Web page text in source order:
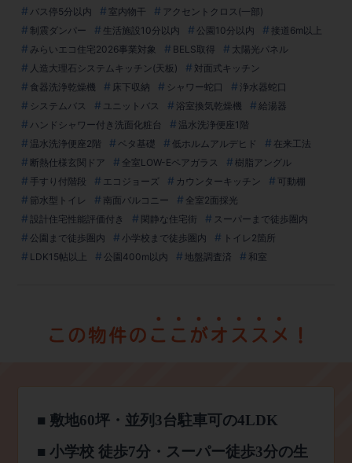
バス停5分以内
室内物干
アクセントクロス(一部)
制震ダンパー
生活施設10分以内 公園10分以内
接道6m以上
みらいエコ住宅2026事業対象
BELS取得
太陽光パネル
人造大理石システムキッチン(天板)
対面式キッチン
食器洗浄乾燥機
床下収納 シャワー蛇口
浄水器蛇口
システムバス
ユニットバス 浴室換気乾燥機
給湯器
ハンドシャワー付き洗面化粧台
温水洗浄便座1階
温水洗浄便座2階
ベタ基礎 低ホルムアルデヒド
在来工法
断熱仕様玄関ドア
全室LOW-Eペアガラス
樹脂アングル
手すり付階段
エコジョーズ カウンターキッチン
可動棚
節水型トイレ
南面バルコニー
全室2面採光
設計住宅性能評価付き
閑静な住宅街
スーパーまで徒歩圏内
公園まで徒歩圏内
小学校まで徒歩圏内
トイレ2箇所
LDK15帖以上
公園400m以内 地盤調査済 和室
■ 敷地60坪・並列 3台駐車可の4LDK
■小学校 徒歩7分・スーパー徒歩3分の生